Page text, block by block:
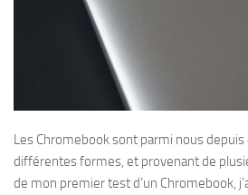
Les Chromebook sont parmi nous
différentes formes, et provenant de
de mon premier test d’un Chromebook,